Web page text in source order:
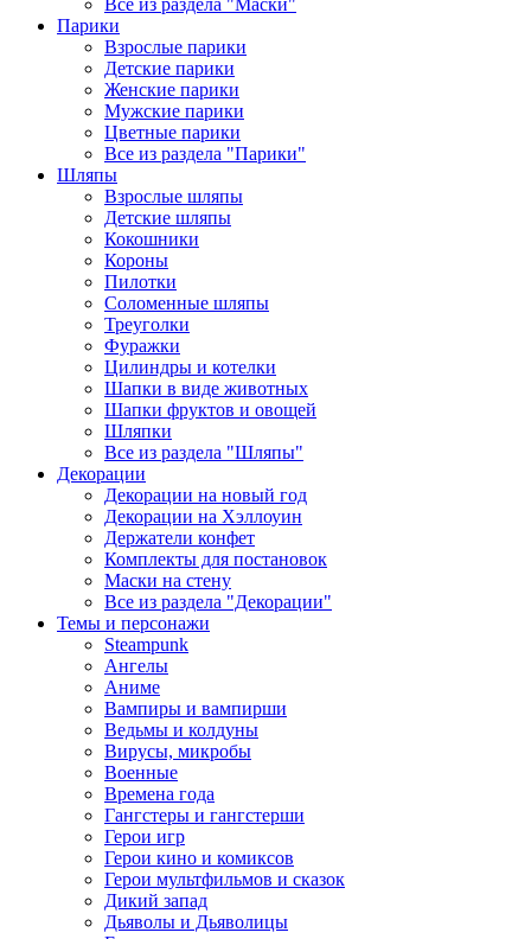
Все из раздела "Маски"
Парики
Взрослые парики
Детские парики
Женские парики
Мужские парики
Цветные парики
Все из раздела "Парики"
Шляпы
Взрослые шляпы
Детские шляпы
Кокошники
Короны
Пилотки
Соломенные шляпы
Треуголки
Фуражки
Цилиндры и котелки
Шапки в виде животных
Шапки фруктов и овощей
Шляпки
Все из раздела "Шляпы"
Декорации
Декорации на новый год
Декорации на Хэллоуин
Держатели конфет
Комплекты для постановок
Маски на стену
Все из раздела "Декорации"
Темы и персонажи
Steampunk
Ангелы
Аниме
Вампиры и вампирши
Ведьмы и колдуны
Вирусы, микробы
Военные
Времена года
Гангстеры и гангстерши
Герои игр
Герои кино и комиксов
Герои мультфильмов и сказок
Дикий запад
Дьяволы и Дьяволицы